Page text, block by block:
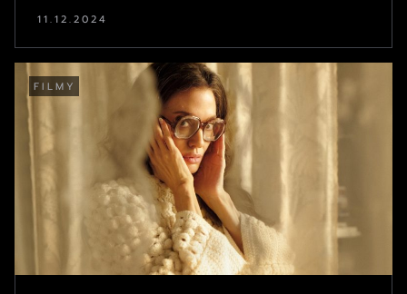
11.12.2024
FILMY